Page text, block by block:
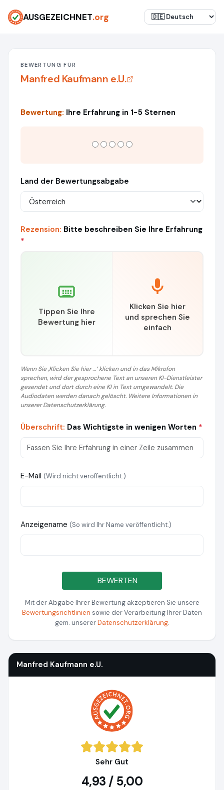
AUSGEZEICHNET.org
BEWERTUNG FÜR
Manfred Kaufmann e.U.
Bewertung: Ihre Erfahrung in 1-5 Sternen
Land der Bewertungsabgabe
Rezension: Bitte beschreiben Sie Ihre Erfahrung
*
Tippen Sie Ihre
Bewertung hier
Klicken Sie hier
und sprechen Sie
einfach
Wenn Sie ‚Klicken Sie hier …‘ klicken und in das Mikrofon
sprechen, wird der gesprochene Text an unseren KI-Dienstleister
gesendet und dort durch eine KI in Text umgewandelt. Die
Audiodaten werden danach gelöscht. Weitere Informationen in
unserer Datenschutzerklärung.
Überschrift: Das Wichtigste in wenigen Worten *
E-Mail (Wird nicht veröffentlicht.)
Anzeigename (So wird Ihr Name veröffentlicht.)
BEWERTEN
Mit der Abgabe Ihrer Bewertung akzeptieren Sie unsere
Bewertungsrichtlinien sowie der Verarbeitung Ihrer Daten
gem. unsererDatenschutzerklärung.
Manfred Kaufmann e.U.
Sehr Gut
4,93 / 5,00